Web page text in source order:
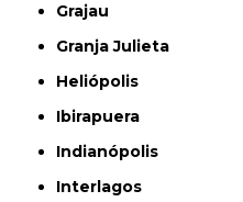
Grajau
Granja Julieta
Heliópolis
Ibirapuera
Indianópolis
Interlagos